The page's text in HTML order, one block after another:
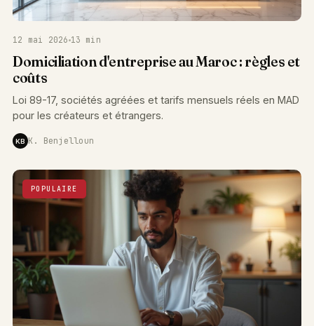
12 mai 2026 13 min
Domiciliation d'entreprise au Maroc : règles et
coûts
Loi 89-17, sociétés agréées et tarifs mensuels réels en MAD
pour les créateurs et étrangers.
KB K. Benjelloun
POPULAIRE